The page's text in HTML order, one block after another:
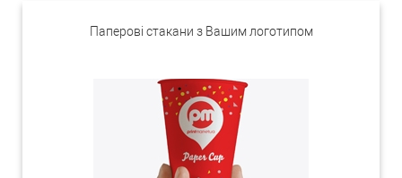
Паперові стакани з Вашим логотипом